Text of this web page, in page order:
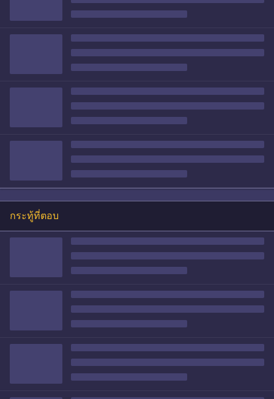
กระทู้ที่ตอบ